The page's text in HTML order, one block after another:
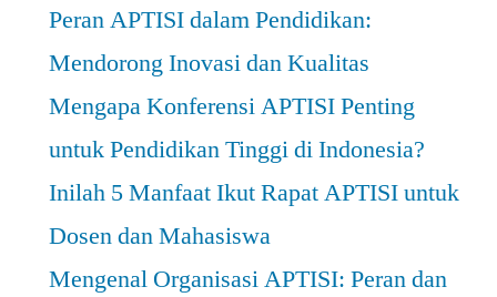
Peran APTISI dalam Pendidikan:
Mendorong Inovasi dan Kualitas
Mengapa Konferensi APTISI Penting
untuk Pendidikan Tinggi di Indonesia?
Inilah 5 Manfaat Ikut Rapat APTISI untuk
Dosen dan Mahasiswa
Mengenal Organisasi APTISI: Peran dan